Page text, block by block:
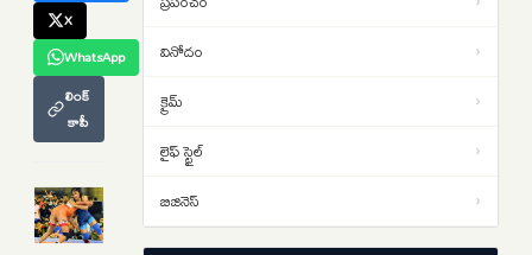
X
WhatsApp
లింక్
కాపీ
‘సుప్రీం’ నో
12:45తెహెల్కా పత్రిక మాజీ సంపాదకుడికి
10ఏళ్ల కఠిన కారాగార శిక్ష… బాంబే
హైకోర్టు తీర్పు
వినోదం ›
క్రైమ్ ›
లైఫ్ స్టైల్ ›
బిజినెస్ ›